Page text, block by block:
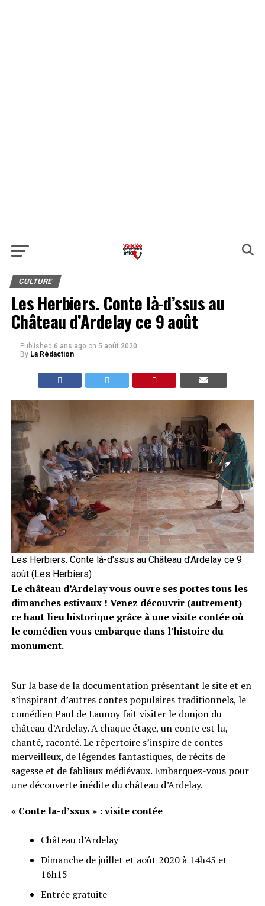
CULTURE
Les Herbiers. Conte là-d’ssus au
Château d’Ardelay ce 9 août
Published 6 ans ago on 5 août 2020
By La Rédaction
Les Herbiers. Conte là-d’ssus au Château d’Ardelay ce 9
août (Les Herbiers)
Le château d’Ardelay vous ouvre ses portes tous les
dimanches estivaux ! Venez découvrir (autrement)
ce haut lieu historique grâce à une visite contée où
le comédien vous embarque dans l’histoire du
monument.
Sur la base de la documentation présentant le site et en
s’inspirant d’autres contes populaires traditionnels, le
comédien Paul de Launoy fait visiter le donjon du
château d’Ardelay. A chaque étage, un conte est lu,
chanté, raconté. Le répertoire s’inspire de contes
merveilleux, de légendes fantastiques, de récits de
sagesse et de fabliaux médiévaux. Embarquez-vous pour
une découverte inédite du château d’Ardelay.
« Conte la-d’ssus » : visite contée
Château d’Ardelay
Dimanche de juillet et août 2020 à 14h45 et
16h15
Entrée gratuite